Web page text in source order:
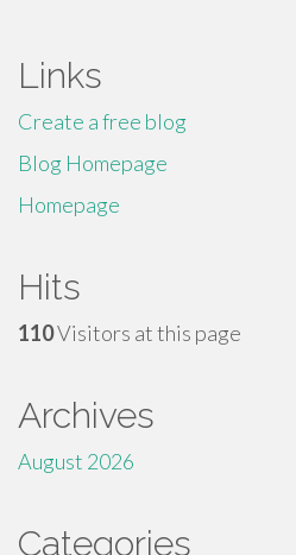
Links
Create a free blog
Blog Homepage
Homepage
Hits
110Visitors at this page
Archives
August 2026
Categories